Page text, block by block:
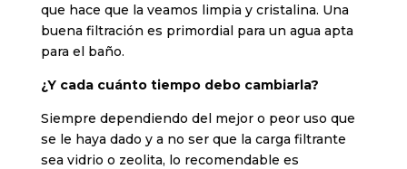
que hace que la veamos limpia y cristalina. Una
buena filtración es primordial para un agua apta
para el baño.
¿Y cada cuánto tiempo debo cambiarla?
Siempre dependiendo del mejor o peor uso que
se le haya dado y a no ser que la carga filtrante
sea vidrio o zeolita, lo recomendable es